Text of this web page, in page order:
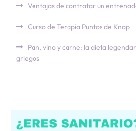
Ventajas de contratar un
Curso de Terapia Puntos de Knap
Pan, vino y carne: la dieta
griegos